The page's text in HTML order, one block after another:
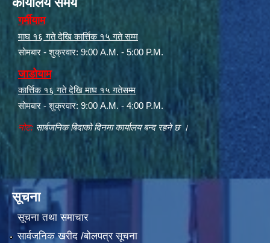
गर्मीयाम
माघ १६ गते देखि कार्त्तिक १५ गते सम्म
सोमबार - शुक्रवार: 9:00 A.M. - 5:00 P.M.
जाडोयाम
कार्त्तिक १६ गते देखि माघ १५ गतेसम्म
सोमबार - शुक्रवार: 9:00 A.M. - 4:00 P.M.
नोट: सार्बजनिक बिदाको दिनमा कार्यालय बन्द रहने छ ।
सूचना
सूचना तथा समाचार
सार्वजनिक खरीद /बोलपत्र सूचना